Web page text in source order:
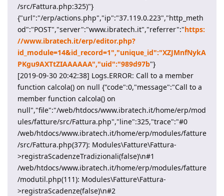
/src/Fattura.php:325)"}
{"url":"/erp/actions.php","ip":"37.119.0.223","http_meth
od":"POST","server":"www.ibratech.it","referrer":"https:
//www.ibratech.it/erp/editor.php?
id_module=14&id_record=1","unique_id":"XZJMnfNykA
PKgu9AXTtZIAAAAAA","uid":"989d97b"}
[2019-09-30 20:42:38] Logs.ERROR: Call to a member
function calcola() on null {"code":0,"message":"Call to a
member function calcola() on
null","file":"/web/htdocs/www.ibratech.it/home/erp/mod
ules/fatture/src/Fattura.php","line":325,"trace":"#0
/web/htdocs/www.ibratech.it/home/erp/modules/fatture
/src/Fattura.php(377): Modules\Fatture\Fattura-
>registraScadenzeTradizionali(false)\n#1
/web/htdocs/www.ibratech.it/home/erp/modules/fatture
/modutil.php(111): Modules\Fatture\Fattura-
>registraScadenze(false)\n#2